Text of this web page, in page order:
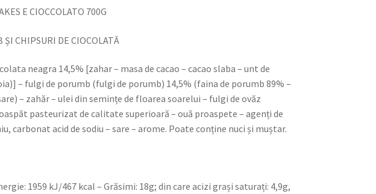
E CIOCCOLATO 700G
ȘI CHIPSURI DE CIOCOLATĂ
neagra 14,5% [zahar – masa de cacao – cacao slaba – unt de
– fulgi de porumb (fulgi de porumb) 14,5% (faina de porumb 89% –
– zahăr – ulei din semințe de floarea soarelui – fulgi de ovăz
pasteurizat de calitate superioară – ouă proaspete – agenți de
carbonat acid de sodiu – sare – arome. Poate conține nuci și muștar.
1959 kJ/467 kcal – Grăsimi: 18g; din care acizi grași saturați: 4,9g,